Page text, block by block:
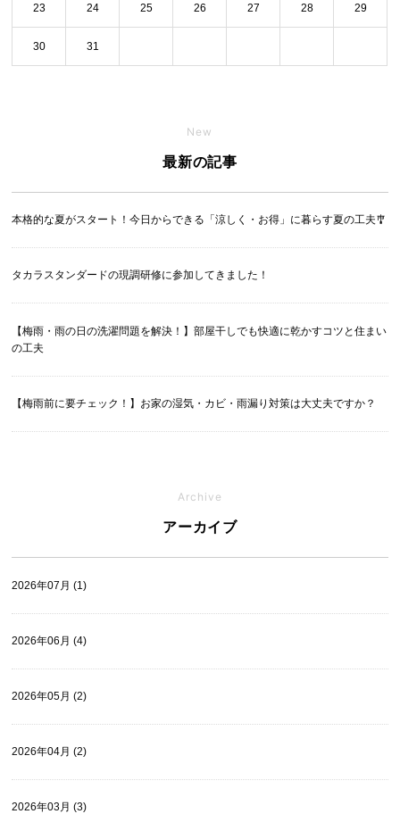
23 24 25 26 27 28 29
30 31
New
最新の記事
本格的な夏がスタート！今日からできる「涼しく・お得」に暮らす夏の工夫🎐
タカラスタンダードの現調研修に参加してきました！
【梅雨・雨の日の洗濯問題を解決！】部屋干しでも快適に乾かすコツと住まい
の工夫
【梅雨前に要チェック！】お家の湿気・カビ・雨漏り対策は大丈夫ですか？
Archive
アーカイブ
2026年07月 (1)
2026年06月 (4)
2026年05月 (2)
2026年04月 (2)
2026年03月 (3)